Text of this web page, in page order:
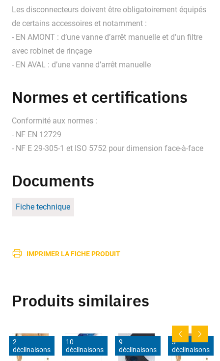
Les disconnecteurs doivent être obligatoirement équipés
de certains accessoires et notamment :
- EN AMONT : d’une vanne d’arrêt manuelle et d’un filtre
avec robinet de rinçage
- EN AVAL : d’une vanne d’arrêt manuelle
Normes et certifications
Conformité aux normes :
- NF EN 12729
- NF E 29-305-1 et ISO 5752 pour dimension face-à-face
Documents
Fiche technique
IMPRIMER LA FICHE PRODUIT
Produits similaires
2
déclinaisons
10
déclinaisons
9
déclinaisons
3
déclinaisons